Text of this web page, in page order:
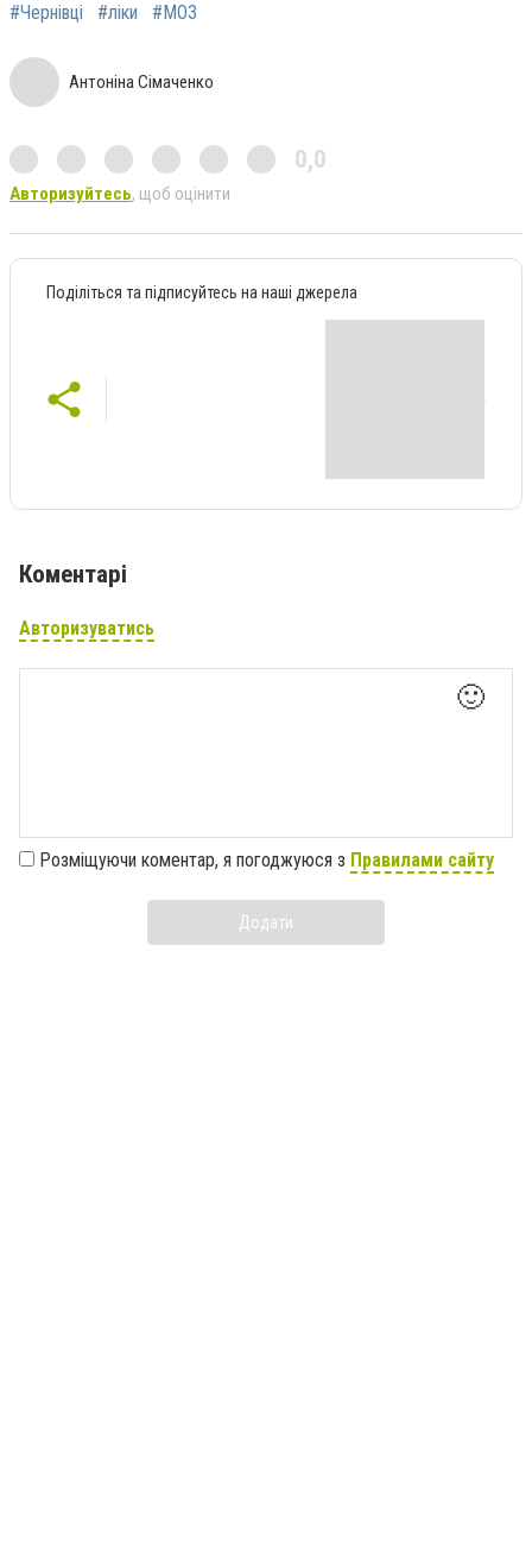
#Чернівці #ліки #МОЗ
Антоніна Сімаченко
0,0
Авторизуйтесь, щоб оцінити
Поділіться та підписуйтесь на наші джерела
Коментарі
Авторизуватись
🙂
Розміщуючи коментар, я погоджуюся з Правилами сайту
Додати